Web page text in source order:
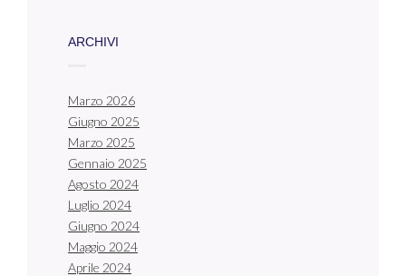
ARCHIVI
Marzo 2026
Giugno 2025
Marzo 2025
Gennaio 2025
Agosto 2024
Luglio 2024
Giugno 2024
Maggio 2024
Aprile 2024